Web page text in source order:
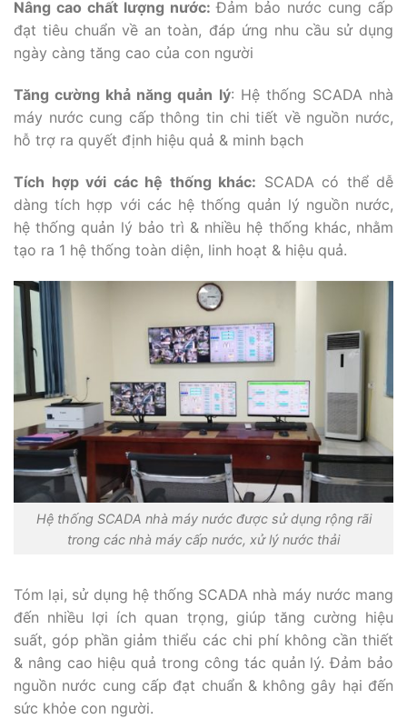
Nâng cao chất lượng nước: Đảm bảo nước cung cấp
đạt tiêu chuẩn về an toàn, đáp ứng nhu cầu sử dụng
ngày càng tăng cao của con người
Tăng cường khả năng quản lý: Hệ thống SCADA nhà
máy nước cung cấp thông tin chi tiết về nguồn nước,
hỗ trợ ra quyết định hiệu quả & minh bạch
Tích hợp với các hệ thống khác: SCADA có thể dễ
dàng tích hợp với các hệ thống quản lý nguồn nước,
hệ thống quản lý bảo trì & nhiều hệ thống khác, nhằm
tạo ra 1 hệ thống toàn diện, linh hoạt & hiệu quả.
Hệ thống SCADA nhà máy nước được sử dụng rộng rãi
trong các nhà máy cấp nước, xử lý nước thải
Tóm lại, sử dụng hệ thống SCADA nhà máy nước mang
đến nhiều lợi ích quan trọng, giúp tăng cường hiệu
suất, góp phần giảm thiểu các chi phí không cần thiết
& nâng cao hiệu quả trong công tác quản lý. Đảm bảo
nguồn nước cung cấp đạt chuẩn & không gây hại đến
sức khỏe con người.